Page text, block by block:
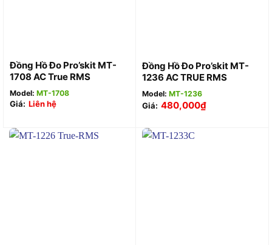
Đồng Hồ Đo Pro’skit MT-
1708 AC True RMS
Model: MT-1708
Giá: Liên hệ
Đồng Hồ Đo Pro’skit MT-
1236 AC TRUE RMS
Model: MT-1236
Giá: 480,000₫